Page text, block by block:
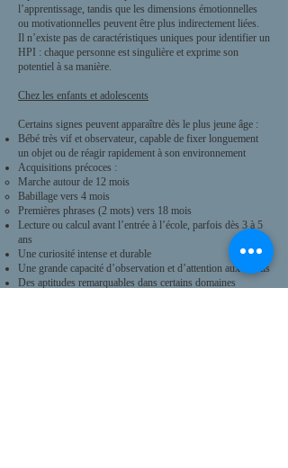
l’apprentissage, tandis que les dimensions émotionnelles
ou motivationnelles peuvent être plus indirectement liées.
Il n’existe pas de caractéristiques uniques pour identifier un
HPI : chaque personne est singulière et exprime son
potentiel à sa manière.
Chez les enfants et adolescents
Certains signes peuvent apparaître dès le plus jeune âge :
Bébé très vif et observateur, capable de fixer longuement
un objet ou de réagir rapidement à son environnement
Acquisitions précoces :
Marche autour de 12 mois
Babillage vers 4 mois
Premières phrases (2 mots) vers 18 mois
Lecture ou calcul avant l’entrée à l’école, parfois dès 3 à 5
ans
Une curiosité intense et durable
Une grande capacité d’observation et d’attention aux détails
Des aptitudes remarquables dans certains domaines